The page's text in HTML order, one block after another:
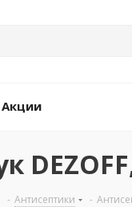
Акции
- Антисептики -